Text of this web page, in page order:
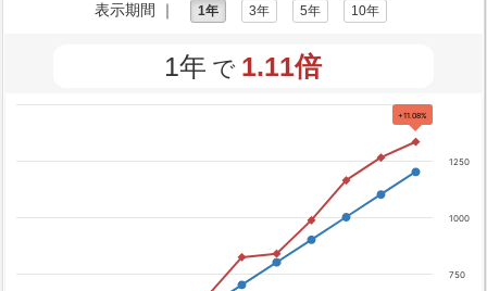
表示期間 ｜
1年 3年 5年 10年
1年 で 1.11倍
+11.08%
750
1000
1250